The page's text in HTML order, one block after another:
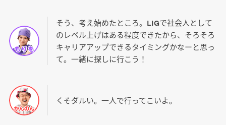
そう、考え始めたところ。LIGで社会人として
のレベル上げはある程度できたから、そろそろ
キャリアアップできるタイミングかなーと思っ
て。一緒に探しに行こう！
くそダルい。一人で行ってこいよ。